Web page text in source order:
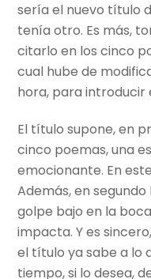
sería el nuevo título
tenía otro. Es más,
citarlo en los cinco
cual hube de
hora, para introducir
El título supone, en
cinco poemas, una
emocionante. En
Además, en
golpe bajo en la
impacta. Y es
el título ya sabe a lo
tiempo, si lo desea,